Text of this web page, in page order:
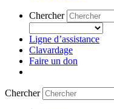
Chercher
Ligne d’assistance
Clavardage
Faire un don
Chercher